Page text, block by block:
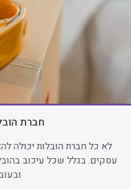
חברת
לא כל חברת הובלות יכולה
עסקים. בגלל שכל עיכוב